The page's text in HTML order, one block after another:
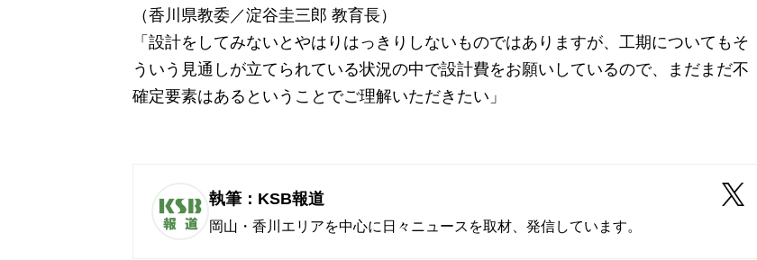
（香川県教委／淀谷圭三郎 教育長）
「設計をしてみないとやはりはっきりしないものではありますが、工期についてもそ
ういう見通しが立てられている状況の中で設計費をお願いしているので、まだまだ不
確定要素はあるということでご理解いただきたい」
執筆：KSB報道
岡山・香川エリアを中心に日々ニュースを取材、発信しています。